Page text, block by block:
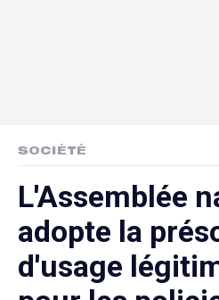
SOCIÉTÉ
L'Assemblée
adopte la
d'usage